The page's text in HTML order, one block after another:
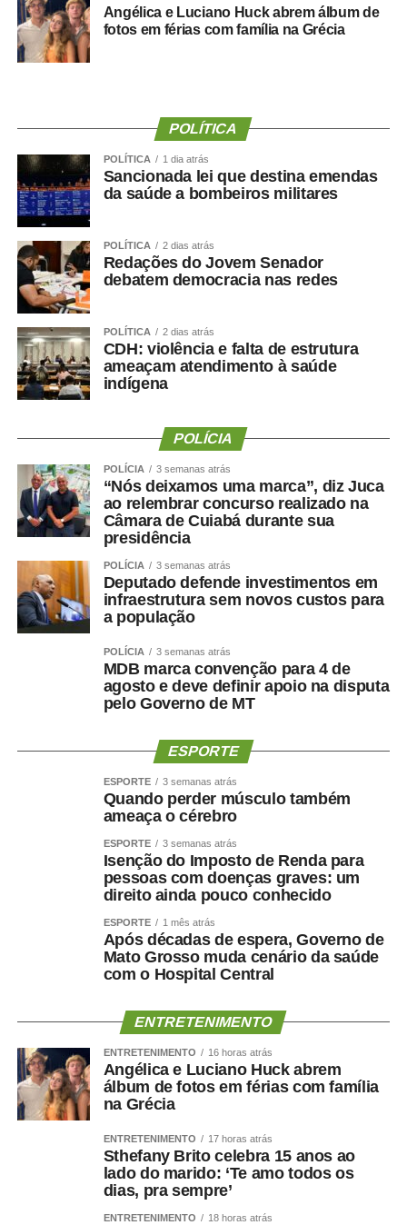
Angélica e Luciano Huck abrem álbum de
fotos em férias com família na Grécia
POLÍTICA
POLÍTICA 1 dia atrás
Sancionada lei que destina emendas
da saúde a bombeiros militares
POLÍTICA 2 dias atrás
Redações do Jovem Senador
debatem democracia nas redes
POLÍTICA 2 dias atrás
CDH: violência e falta de estrutura
ameaçam atendimento à saúde
indígena
POLÍCIA
POLÍCIA 3 semanas atrás
“Nós deixamos uma marca”, diz Juca
ao relembrar concurso realizado na
Câmara de Cuiabá durante sua
presidência
POLÍCIA 3 semanas atrás
Deputado defende investimentos em
infraestrutura sem novos custos para
a população
POLÍCIA 3 semanas atrás
MDB marca convenção para 4 de
agosto e deve definir apoio na disputa
pelo Governo de MT
ESPORTE
ESPORTE 3 semanas atrás
Quando perder músculo também
ameaça o cérebro
ESPORTE 3 semanas atrás
Isenção do Imposto de Renda para
pessoas com doenças graves: um
direito ainda pouco conhecido
ESPORTE 1 mês atrás
Após décadas de espera, Governo de
Mato Grosso muda cenário da saúde
com o Hospital Central
ENTRETENIMENTO
ENTRETENIMENTO 16 horas atrás
Angélica e Luciano Huck abrem
álbum de fotos em férias com família
na Grécia
ENTRETENIMENTO 17 horas atrás
Sthefany Brito celebra 15 anos ao
lado do marido: ‘Te amo todos os
dias, pra sempre’
ENTRETENIMENTO 18 horas atrás